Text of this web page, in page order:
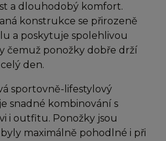
a dlouhodobý komfort.
konstrukce se přirozeně
a poskytuje spolehlivou
čemuž ponožky dobře drží
den.
sportovně-lifestylový
snadné kombinování s
i outfitu. Ponožky jsou
maximálně pohodlné i při